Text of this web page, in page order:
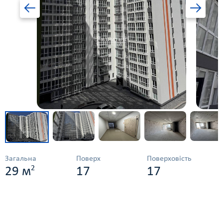
Загальна
29 м2
Поверх
17
Поверховість
17